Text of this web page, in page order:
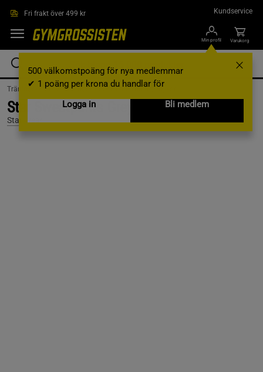
Fri frakt över 499 kr Kundservice
Min profil
500 välkomstpoäng för nya medlemmar
✔ 1 poäng per krona du handlar för
Logga in
Bli medlem
Varukorg
Träningskläder / Träningskläder Herr /Träningsbyxor
Star Sweatpants Grey Melange, L
Star Wear